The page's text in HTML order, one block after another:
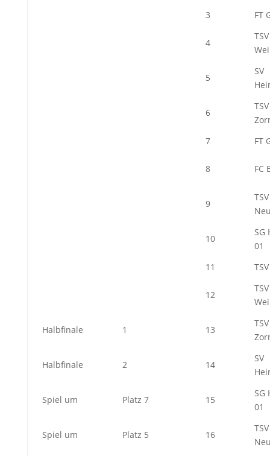
3
FT
4
5
SV
6
TSV
7
FT
8 FC
9
TSV
10
SG
01
11
12
Halbfinale 1 13
TSV
Halbfinale 2 14
SV
Spiel um Platz 7 15
SG
01
Spiel um Platz 5 16
TSV